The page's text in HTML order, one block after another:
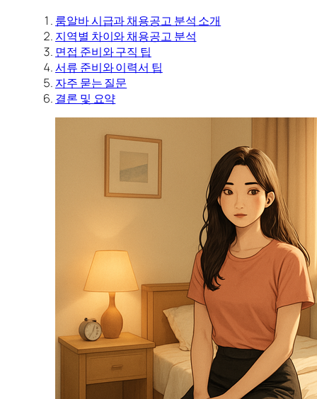
룸알바 시급과 채용공고 분석 소개
지역별 차이와 채용공고 분석
면접 준비와 구직 팁
서류 준비와 이력서 팁
자주 묻는 질문
결론 및 요약